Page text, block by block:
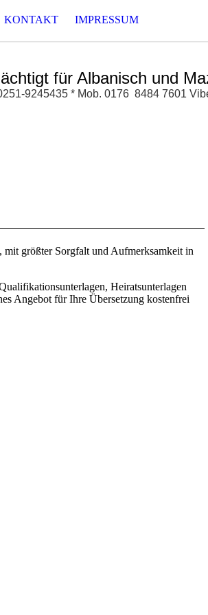
KONTAKT IMPRESSUM
für Albanisch und
9245435 * Mob. 0176 8484 7601
mit größter Sorgfalt und Aufmerksamkeit in
Heiratsunterlagen
Angebot für Ihre Übersetzung kostenfrei